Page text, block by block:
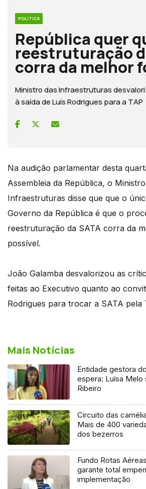
POLÍTICA
República quer
reestruturação
corra da melhor
Ministro das Infraestruturas
à saída de Luís Rodrigues para a TAP
Na audição parlamentar desta
Assembleia da República, o
Infraestruturas disse que que o
Governo da República é que o
reestruturação da SATA corra da
possível.
João Galamba desvalorizou as
feitas ao Executivo quanto ao
Rodrigues para trocar a SATA pela
Mais Notícias
Entidade gestora
espera: Luísa Melo
Ribeiro
Circuito das
Mais de 400
dos bezerros
Fundo Rotas
garante total
implementação